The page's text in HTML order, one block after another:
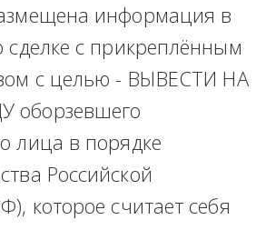
информация в
сделке с прикреплённым
с целью - ВЫВЕСТИ НА
лица в порядке
Российской
которое считает себя